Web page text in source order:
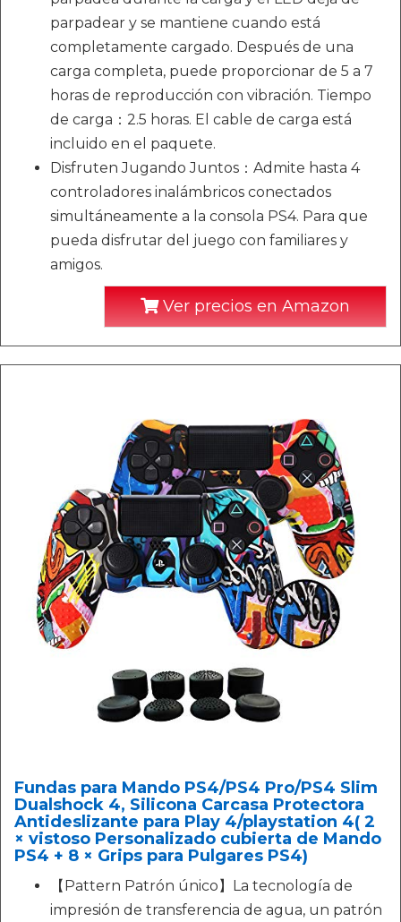
parpadear y se mantiene cuando está
completamente cargado. Después de una
carga completa, puede proporcionar de 5 a 7
horas de reproducción con vibración. Tiempo
de carga：2.5 horas. El cable de carga está
incluido en el paquete.
Disfruten Jugando Juntos：Admite hasta 4
controladores inalámbricos conectados
simultáneamente a la consola PS4. Para que
pueda disfrutar del juego con familiares y
amigos.
Ver precios en Amazon
Fundas para Mando PS4/PS4 Pro/PS4 Slim
Dualshock 4, Silicona Carcasa Protectora
Antideslizante para Play 4/playstation 4( 2
× vistoso Personalizado cubierta de Mando
PS4 + 8 × Grips para Pulgares PS4)
【Pattern Patrón único】La tecnología de
impresión de transferencia de agua, un patrón